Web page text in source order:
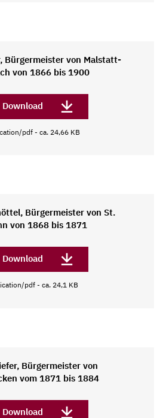
Bürgermeister von Malstatt-
von 1866 bis 1900
Download
pdf - ca. 24,66 KB
Bürgermeister von St.
von 1868 bis 1871
Download
pdf - ca. 24,1 KB
Bürgermeister von
vom 1871 bis 1884
Download